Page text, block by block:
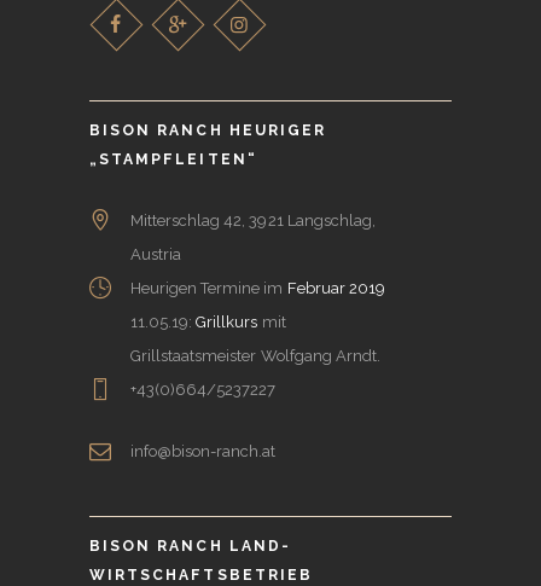
BISON RANCH HEURIGER
„STAMPFLEITEN“
Mitterschlag 42, 3921 Langschlag,
Austria
Heurigen Termine im Februar 2019
11.05.19:Grillkurs mit
Grillstaatsmeister Wolfgang Arndt.
+43(0)664/5237227
info@bison-ranch.at
BISON RANCH LAND-
WIRTSCHAFTSBETRIEB